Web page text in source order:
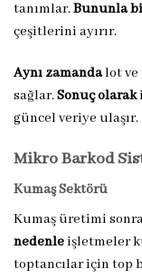
tanımlar.Bununla
çeşitlerini ayırır.
Aynı zamandalot
sağlar.Sonuç olarak
güncel veriye ulaşır.
Mikro Barkod
Kumaş Sektörü
Kumaş üretimi
nedenleişletmeler
toptancılar için top